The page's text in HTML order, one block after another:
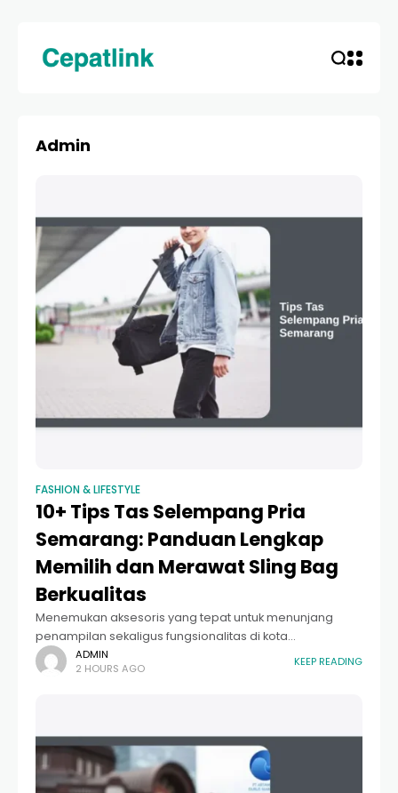
Admin
FASHION & LIFESTYLE
10+ Tips Tas Selempang Pria
Semarang: Panduan Lengkap
Memilih dan Merawat Sling Bag
Berkualitas
Menemukan aksesoris yang tepat untuk menunjang
penampilan sekaligus fungsionalitas di kota
metropolitan seperti Semarang bukanlah perkara
mudah. Cuaca yang panas, mobilitas yang tinggi dari
ADMIN
2 HOURS AGO
KEEP READING